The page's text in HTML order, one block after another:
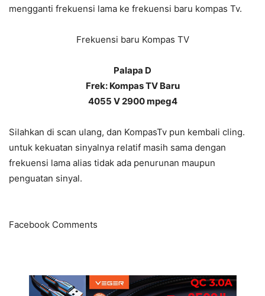
mengganti frekuensi lama ke frekuensi baru kompas Tv.
Frekuensi baru Kompas TV
Palapa D
Frek: Kompas TV Baru
4055 V 2900 mpeg4
Silahkan di scan ulang, dan KompasTv pun kembali cling.
untuk kekuatan sinyalnya relatif masih sama dengan
frekuensi lama alias tidak ada penurunan maupun
penguatan sinyal.
Facebook Comments